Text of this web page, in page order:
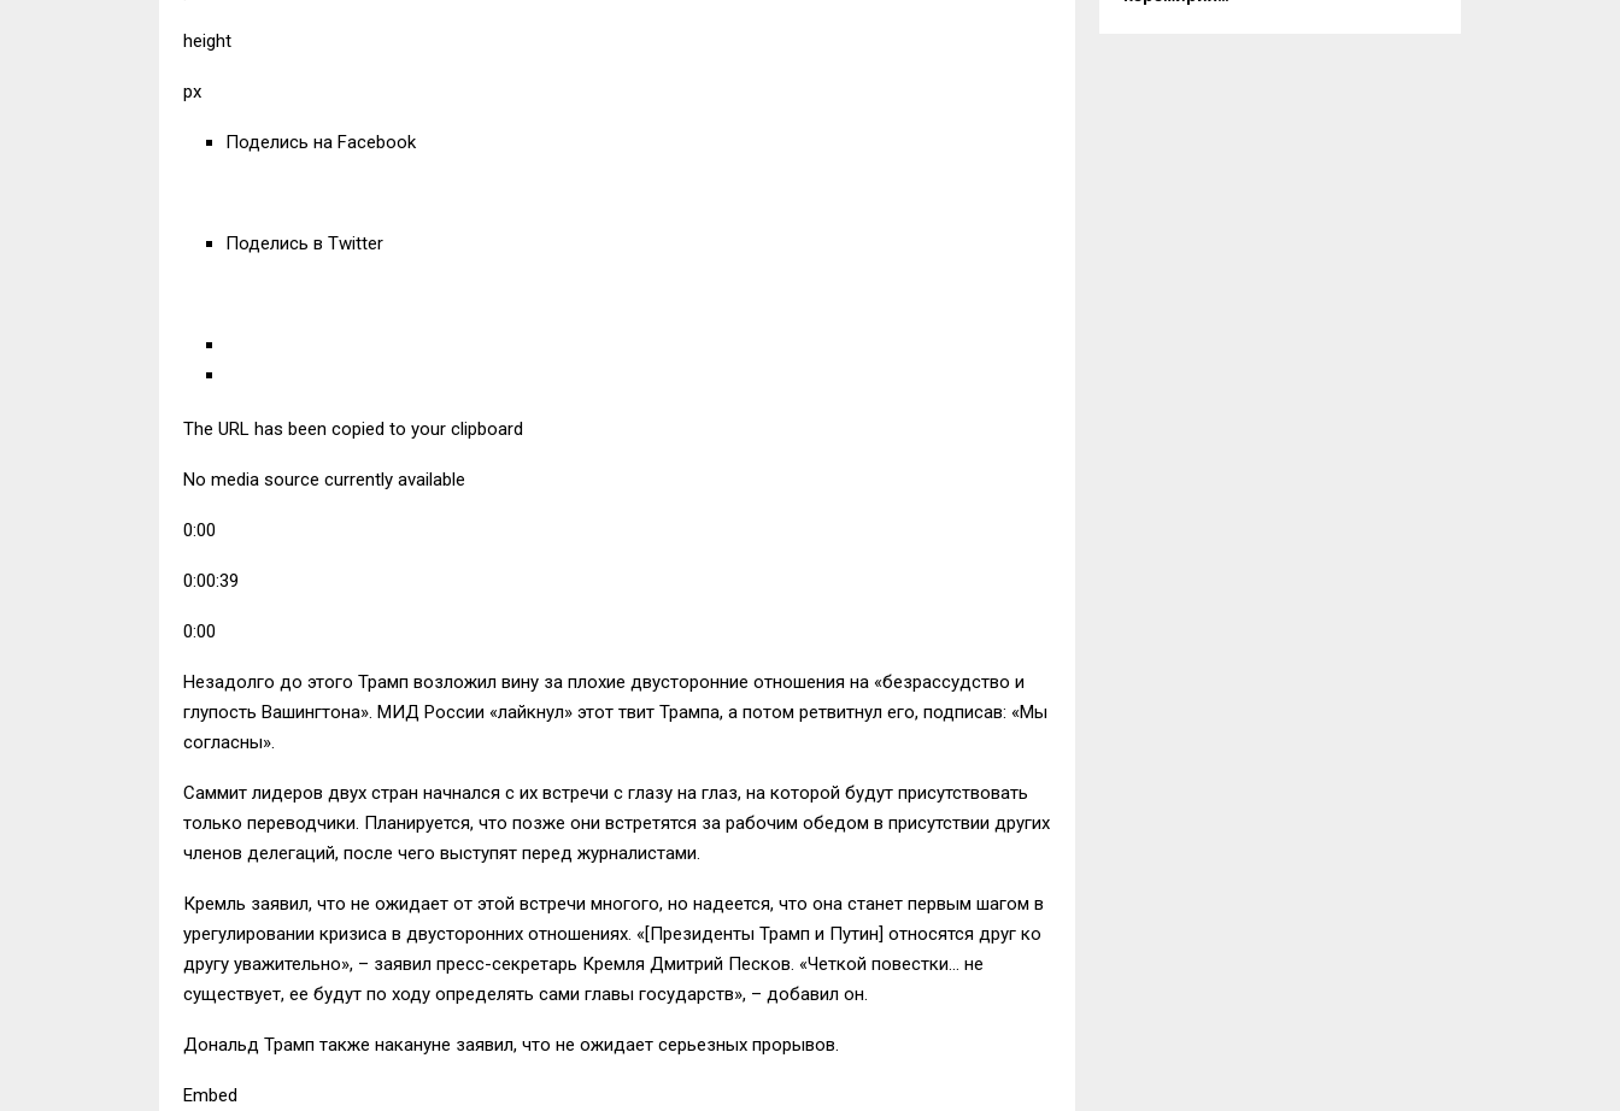
height
px
Поделись на Facebook
Поделись в Twitter
The URL has been copied to your clipboard
No media source currently available
0:00
0:00:39
0:00
Незадолго до этого Трамп возложил вину за плохие двусторонние отношения на «безрассудство и
глупость Вашингтона». МИД России «лайкнул» этот твит Трампа, а потом ретвитнул его, подписав: «Мы
согласны».
Саммит лидеров двух стран начнался с их встречи с глазу на глаз, на которой будут присутствовать
только переводчики. Планируется, что позже они встретятся за рабочим обедом в присутствии других
членов делегаций, после чего выступят перед журналистами.
Кремль заявил, что не ожидает от этой встречи многого, но надеется, что она станет первым шагом в
урегулировании кризиса в двусторонних отношениях. «[Президенты Трамп и Путин] относятся друг ко
другу уважительно», – заявил пресс-секретарь Кремля Дмитрий Песков. «Четкой повестки… не
существует, ее будут по ходу определять сами главы государств», – добавил он.
Дональд Трамп также накануне заявил, что не ожидает серьезных прорывов.
Embed